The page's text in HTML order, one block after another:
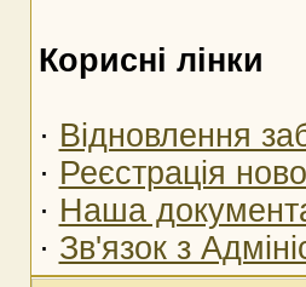
Корисні лінки
· Відновлення
· Реєстрація
· Наша
· Зв'язок з